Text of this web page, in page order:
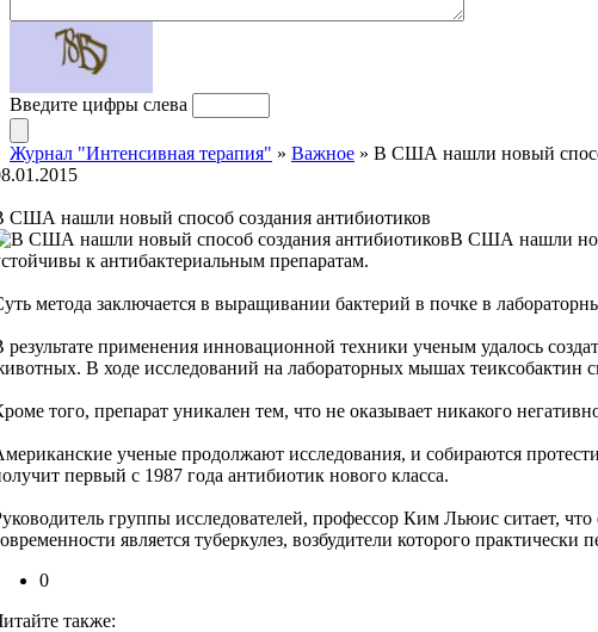
Введите цифры слева
Журнал "Интенсивная терапия" » Важное » В США нашли новый
США нашли новый способ создания антибиотиков
В США нашли
к антибактериальным препаратам.
метода заключается в выращивании бактерий в почке в
результате применения инновационной техники ученым удалось
В ходе исследований на лабораторных мышах
того, препарат уникален тем, что не оказывает никакого
ученые продолжают исследования, и собираются
первый с 1987 года антибиотик нового класса.
группы исследователей, профессор Ким Льюис ситает,
является туберкулез, возбудители которого
0
также: